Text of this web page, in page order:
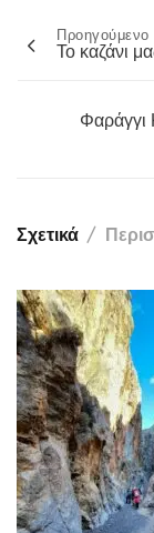
Πλοήγηση
Προηγούμενο
Το καζάνι
Φαράγγι
Σχετικά